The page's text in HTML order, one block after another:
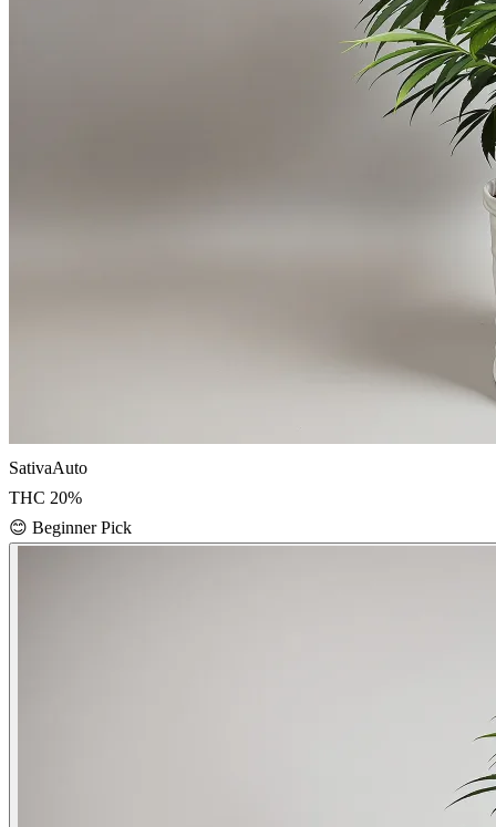
SativaAuto
THC 20%
😊 Beginner Pick